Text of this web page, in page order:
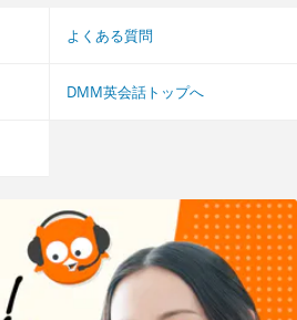
よくある質問
DMM英会話トップへ